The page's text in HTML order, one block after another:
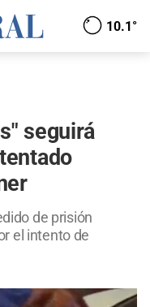
10.1°
seguirá
de prisión
el intento de